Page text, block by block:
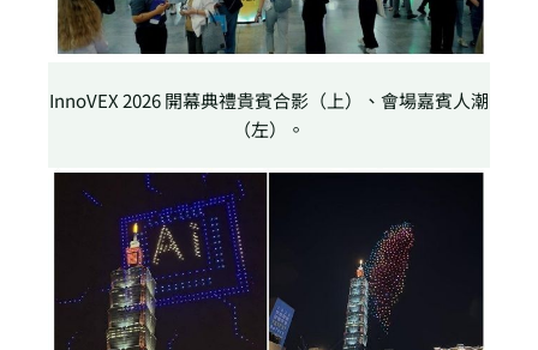
InnoVEX 2026 開幕典禮貴賓合影（上）、會場嘉賓人潮
（左）。